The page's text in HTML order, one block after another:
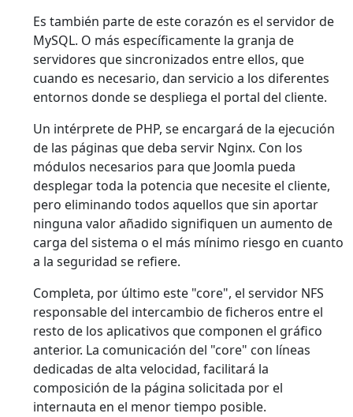
Es también parte de este corazón es el servidor de
MySQL. O más específicamente la granja de
servidores que sincronizados entre ellos, que
cuando es necesario, dan servicio a los diferentes
entornos donde se despliega el portal del cliente.
Un intérprete de PHP, se encargará de la ejecución
de las páginas que deba servir Nginx. Con los
módulos necesarios para que Joomla pueda
desplegar toda la potencia que necesite el cliente,
pero eliminando todos aquellos que sin aportar
ninguna valor añadido signifiquen un aumento de
carga del sistema o el más mínimo riesgo en cuanto
a la seguridad se refiere.
Completa, por último este "core", el servidor NFS
responsable del intercambio de ficheros entre el
resto de los aplicativos que componen el gráfico
anterior. La comunicación del "core" con líneas
dedicadas de alta velocidad, facilitará la
composición de la página solicitada por el
internauta en el menor tiempo posible.